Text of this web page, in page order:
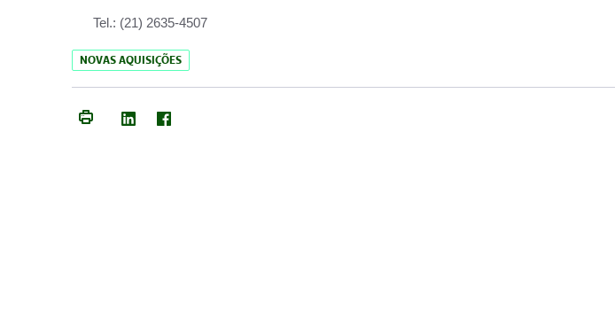
Tel.: (21) 2635-4507
NOVAS AQUISIÇÕES